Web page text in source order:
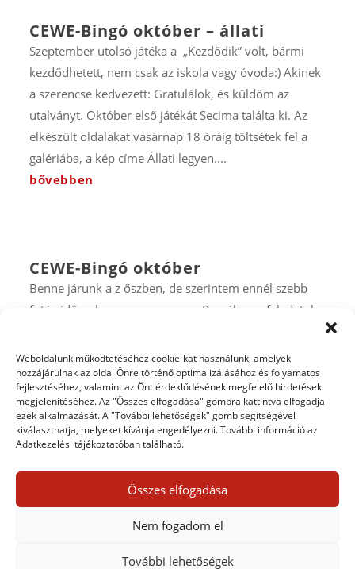
Weboldalunk működtetéséhez cookie-kat használunk, amelyek
hozzájárulnak az oldal Önre történő optimalizálásához és folyamatos
fejlesztéséhez, valamint az Önt érdeklődésének megfelelő hirdetések
megjelenítéséhez. Az "Összes elfogadása" gombra kattintva elfogadja
ezek alkalmazását. A "További lehetőségek" gomb segítségével
kiválaszthatja, melyeket kívánja engedélyezni. További információ az
Adatkezelési tájékoztatóban található.
Összes elfogadása
Nem fogadom el
További lehetőségek
CEWE-Bingó október – állati
Szeptember utolsó játéka a „Kezdődik” volt, bármi
kezdődhetett, nem csak az iskola vagy óvoda:) Akinek
a szerencse kedvezett: Gratulálok, és küldöm az
utalványt. Október első játékát Secima találta ki. Az
elkészült oldalakat vasárnap 18 óráig töltsétek fel a
galériába, a kép címe Állati legyen....
bővebben
CEWE-Bingó október
Benne járunk a z őszben, de szerintem ennél szebb
fotós időszak nem nagyon van. Remélem,a feladatok
fotókat:) Aki először játszik, feltétlen olvassa el a
szabályokat. A szeptemberi szelvényeket október 6-án
éjfélig lehet feltölteni a galériába....
bővebben
OLDALAK 113 / 124 - « ELSŐ « ELŐZŐ
111 112 113 114 115 116 117 118 ... »
KÖVETKEZŐ